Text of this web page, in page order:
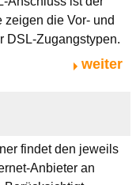
zeigen die Vor- und
DSL-Zugangstypen.
weiter
findet den jeweils
Anbieter an